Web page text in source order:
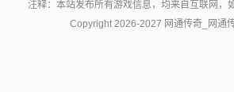
注释：本站发布所有游戏信息，均来自互联网
Copyright 2026-2027 网通传奇_网通